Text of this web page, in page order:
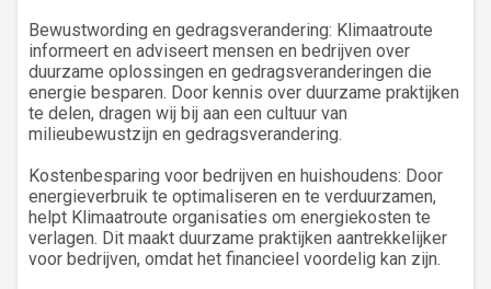
Bewustwording en gedragsverandering: Klimaatroute
informeert en adviseert mensen en bedrijven over
duurzame oplossingen en gedragsveranderingen die
energie besparen. Door kennis over duurzame praktijken
te delen, dragen wij bij aan een cultuur van
milieubewustzijn en gedragsverandering.
Kostenbesparing voor bedrijven en huishoudens: Door
energieverbruik te optimaliseren en te verduurzamen,
helpt Klimaatroute organisaties om energiekosten te
verlagen. Dit maakt duurzame praktijken aantrekkelijker
voor bedrijven, omdat het financieel voordelig kan zijn.